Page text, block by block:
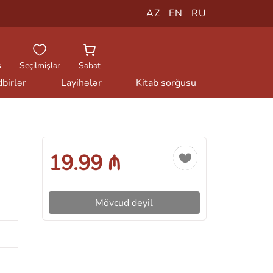
AZ EN RU
Seçilmişlər Səbət
Layihələr Kitab sorğusu
19.99 ₼
Mövcud deyil